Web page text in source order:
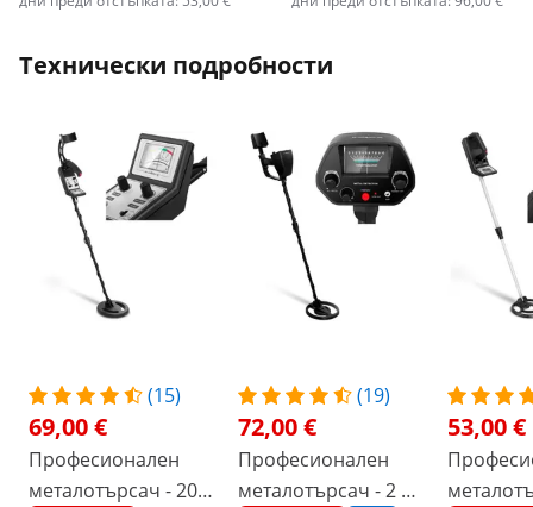
Технически подробности
(15)
69,00 €
Професионален
металотърсач - 200
(19)
72,00 €
Професионален
металотърсач - 2 м /
53,00 €